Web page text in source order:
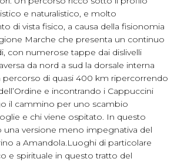
e naturalistico, e molto
di vista fisico, a causa della fisionomia
Marche che presenta un continuo
con numerose tappe dai dislivelli
da nord a sud la dorsale interna
percorso di quasi 400 km ripercorrendo
e incontrando i Cappuccini
il cammino per uno scambio
e chi viene ospitato. In questo
versione meno impegnativa del
a Amandola.Luoghi di particolare
e spirituale in questo tratto del